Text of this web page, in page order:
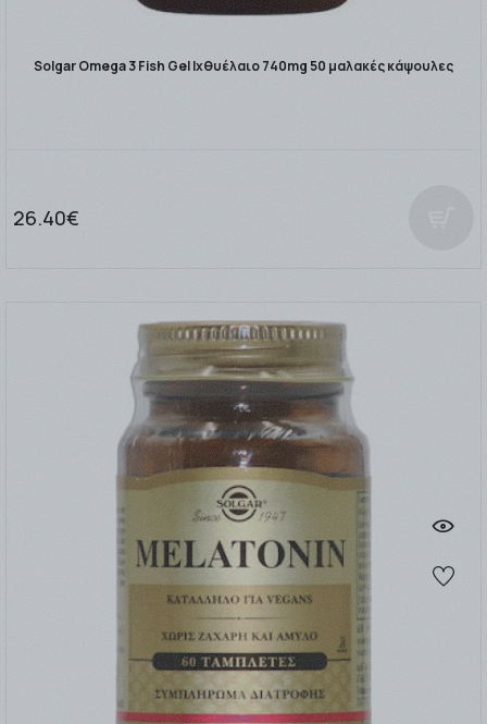
Solgar Omega 3 Fish Gel Ιχθυέλαιο 740mg 50 μαλακές κάψουλες
26.40€